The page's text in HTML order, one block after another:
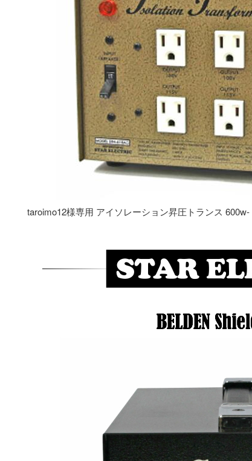
taroimo12様専用 アイソレーション昇圧トランス 600w-